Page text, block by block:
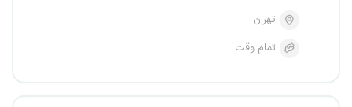
تهران
تمام وقت